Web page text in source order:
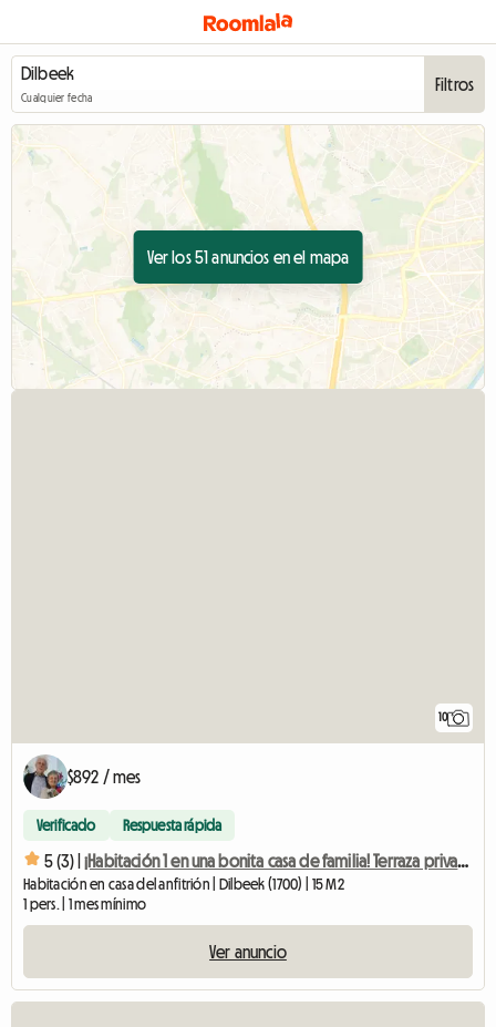
Cualquier fecha
Filtros
Ver los 51 anuncios en el mapa
10
$892 / mes
Verificado Respuesta rápida
5 (3) | ¡Habitación 1 en una bonita casa de familia! Terraza privada, jardín...
Habitación en casa del anfitrión | Dilbeek (1700) | 15 M2
1 pers. | 1 mes mínimo
Ver anuncio